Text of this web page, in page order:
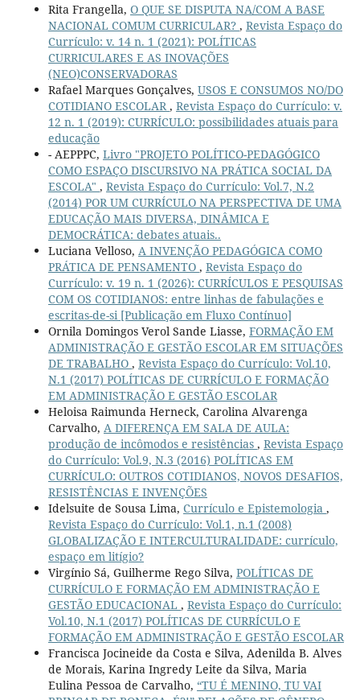
Rita Frangella, O QUE SE DISPUTA NA/COM A BASE
NACIONAL COMUM CURRICULAR? , Revista Espaço do
Currículo: v. 14 n. 1 (2021): POLÍTICAS
CURRICULARES E AS INOVAÇÕES
(NEO)CONSERVADORAS
Rafael Marques Gonçalves, USOS E CONSUMOS NO/DO
COTIDIANO ESCOLAR , Revista Espaço do Currículo: v.
12 n. 1 (2019): CURRÍCULO: possibilidades atuais para
educação
- AEPPPC, Livro "PROJETO POLÍTICO-PEDAGÓGICO
COMO ESPAÇO DISCURSIVO NA PRÁTICA SOCIAL DA
ESCOLA" , Revista Espaço do Currículo: Vol.7, N.2
(2014) POR UM CURRÍCULO NA PERSPECTIVA DE UMA
EDUCAÇÃO MAIS DIVERSA, DINÂMICA E
DEMOCRÁTICA: debates atuais..
Luciana Velloso, A INVENÇÃO PEDAGÓGICA COMO
PRÁTICA DE PENSAMENTO , Revista Espaço do
Currículo: v. 19 n. 1 (2026): CURRÍCULOS E PESQUISAS
COM OS COTIDIANOS: entre linhas de fabulações e
escritas-de-si [Publicação em Fluxo Contínuo]
Ornila Domingos Verol Sande Liasse, FORMAÇÃO EM
ADMINISTRAÇÃO E GESTÃO ESCOLAR EM SITUAÇÕES
DE TRABALHO , Revista Espaço do Currículo: Vol.10,
N.1 (2017) POLÍTICAS DE CURRÍCULO E FORMAÇÃO
EM ADMINISTRAÇÃO E GESTÃO ESCOLAR
Heloisa Raimunda Herneck, Carolina Alvarenga
Carvalho, A DIFERENÇA EM SALA DE AULA:
produção de incômodos e resistências , Revista Espaço
do Currículo: Vol.9, N.3 (2016) POLÍTICAS EM
CURRÍCULO: OUTROS COTIDIANOS, NOVOS DESAFIOS,
RESISTÊNCIAS E INVENÇÕES
Idelsuite de Sousa Lima, Currículo e Epistemologia ,
Revista Espaço do Currículo: Vol.1, n.1 (2008)
GLOBALIZAÇÃO E INTERCULTURALIDADE: currículo,
espaço em litígio?
Virgínio Sá, Guilherme Rego Silva, POLÍTICAS DE
CURRÍCULO E FORMAÇÃO EM ADMINISTRAÇÃO E
GESTÃO EDUCACIONAL , Revista Espaço do Currículo:
Vol.10, N.1 (2017) POLÍTICAS DE CURRÍCULO E
FORMAÇÃO EM ADMINISTRAÇÃO E GESTÃO ESCOLAR
Francisca Jocineide da Costa e Silva, Adenilda B. Alves
de Morais, Karina Ingredy Leite da Silva, Maria
Eulina Pessoa de Carvalho, “TU É MENINO, TU VAI